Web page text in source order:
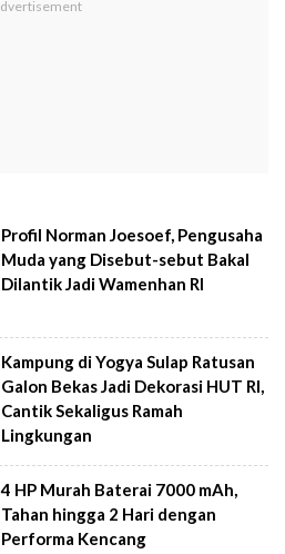
Profil Norman Joesoef, Pengusaha
Muda yang Disebut-sebut Bakal
Dilantik Jadi Wamenhan RI
Kampung di Yogya Sulap Ratusan
Galon Bekas Jadi Dekorasi HUT RI,
Cantik Sekaligus Ramah
Lingkungan
4 HP Murah Baterai 7000 mAh,
Tahan hingga 2 Hari dengan
Performa Kencang